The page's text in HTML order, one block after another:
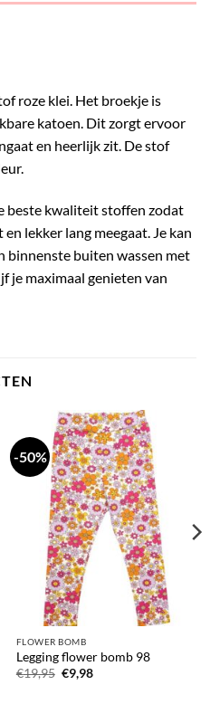
roze klei. Het broekje is
katoen. Dit zorgt ervoor
en heerlijk zit. De stof
beste kwaliteit stoffen zodat
lekker lang meegaat. Je kan
binnenste buiten wassen met
je maximaal genieten van
-50%
FLOWER BOMB
Legging flower bomb 98
€19,95 Oorspronkelijke
prijs
€9,98Huidige